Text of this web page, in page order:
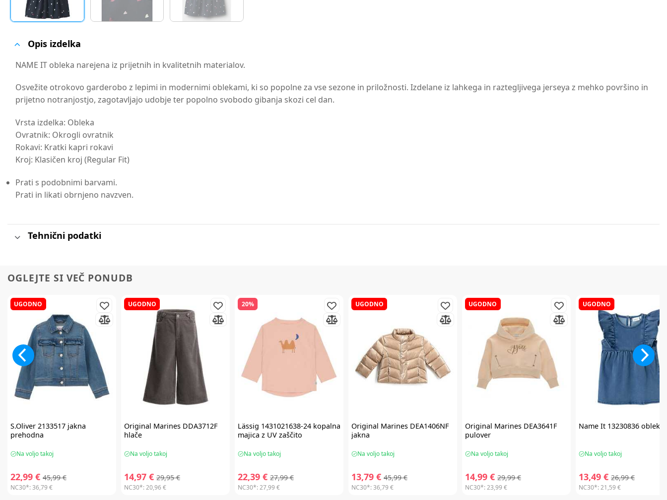
Opis izdelka
NAME IT obleka narejena iz prijetnih in kvalitetnih materialov.
Osvežite otrokovo garderobo z lepimi in modernimi oblekami, ki so popolne za vse sezone in priložnosti. Izdelane iz lahkega in raztegljivega jerseya z mehko površino in
prijetno notranjostjo, zagotavljajo udobje ter popolno svobodo gibanja skozi cel dan.
Vrsta izdelka: Obleka
Ovratnik: Okrogli ovratnik
Rokavi: Kratki kapri rokavi
Kroj: Klasičen kroj (Regular Fit)
Prati s podobnimi barvami.
Prati in likati obrnjeno navzven.
Tehnični podatki
OGLEJTE SI VEČ PONUDB
UGODNO
S.Oliver2133517 jakna
prehodna
Na voljo takoj
22,99 € 45,99 €
NC30*:36,79 €
UGODNO
Original Marines DDA3712F
hlače
Na voljo takoj
14,97 € 29,95 €
NC30*:20,96 €
20%
Lässig 1431021638-24 kopalna
majica z UV zaščito
Na voljo takoj
22,39 € 27,99 €
NC30*:27,99 €
UGODNO
Original Marines DEA1406NF
jakna
Na voljo takoj
13,79 € 45,99 €
NC30*:36,79 €
UGODNO
Original MarinesDEA3641F
pulover
Na voljo takoj
14,99 € 29,99 €
NC30*:23,99 €
UGODNO
Name It 13230836 obleka
Na voljo takoj
13,49 € 26,99 €
NC30*:21,59 €